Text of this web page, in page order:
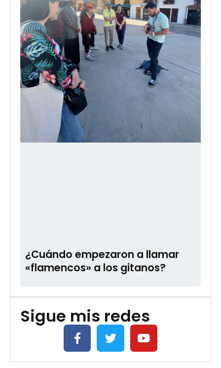
¿Cuándo empezaron a llamar
«flamencos» a los gitanos?
Sigue mis redes